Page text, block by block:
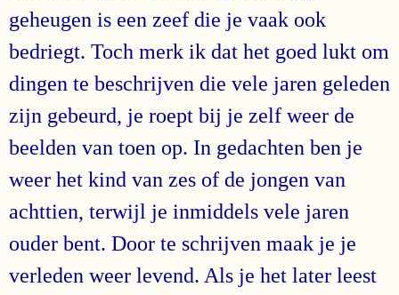
geheugen is een zeef die je vaak ook
bedriegt. Toch merk ik dat het goed lukt om
dingen te beschrijven die vele jaren geleden
zijn gebeurd, je roept bij je zelf weer de
beelden van toen op. In gedachten ben je
weer het kind van zes of de jongen van
achttien, terwijl je inmiddels vele jaren
ouder bent. Door te schrijven maak je je
verleden weer levend. Als je het later leest